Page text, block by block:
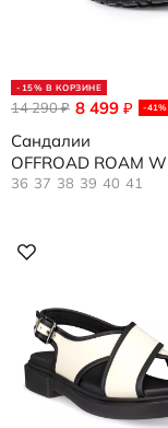
-15% В КОРЗИНЕ
8 499 ₽ -41%
14 290₽
Сандалии
OFFROAD ROAM W
36 37 38 39 40 41